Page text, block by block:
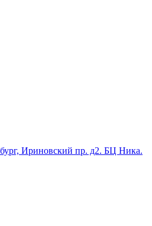
Ириновский пр. д2. БЦ Ника.